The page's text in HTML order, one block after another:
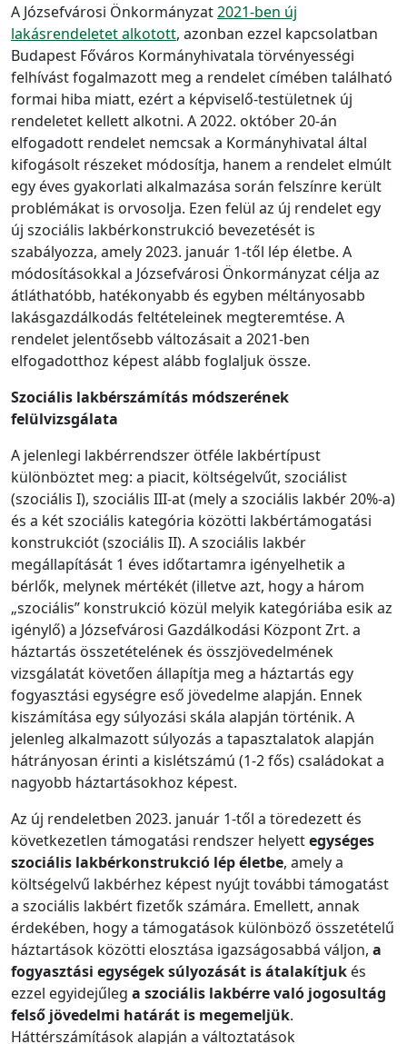
A Józsefvárosi Önkormányzat2021-ben új
lakásrendeletet alkotott, azonban ezzel kapcsolatban
Budapest Főváros Kormányhivatala törvényességi
felhívást fogalmazott meg a rendelet címében található
formai hiba miatt, ezért a képviselő-testületnek új
rendeletet kellett alkotni. A 2022. október 20-án
elfogadott rendelet nemcsak a Kormányhivatal által
kifogásolt részeket módosítja, hanem a rendelet elmúlt
egy éves gyakorlati alkalmazása során felszínre került
problémákat is orvosolja. Ezen felül az új rendelet egy
új szociális lakbérkonstrukció bevezetését is
szabályozza, amely 2023. január 1-től lép életbe. A
módosításokkal a Józsefvárosi Önkormányzat célja az
átláthatóbb, hatékonyabb és egyben méltányosabb
lakásgazdálkodás feltételeinek megteremtése. A
rendelet jelentősebb változásait a 2021-ben
elfogadotthoz képest alább foglaljuk össze.
Szociális lakbérszámítás módszerének
felülvizsgálata
A jelenlegi lakbérrendszer ötféle lakbértípust
különböztet meg: a piacit, költségelvűt, szociálist
(szociális I), szociális III-at (mely a szociális lakbér 20%-a)
és a két szociális kategória közötti lakbértámogatási
konstrukciót (szociális II). A szociális lakbér
megállapítását 1 éves időtartamra igényelhetik a
bérlők, melynek mértékét (illetve azt, hogy a három
„szociális” konstrukció közül melyik kategóriába esik az
igénylő) a Józsefvárosi Gazdálkodási Központ Zrt. a
háztartás összetételének és összjövedelmének
vizsgálatát követően állapítja meg a háztartás egy
fogyasztási egységre eső jövedelme alapján. Ennek
kiszámítása egy súlyozási skála alapján történik. A
jelenleg alkalmazott súlyozás a tapasztalatok alapján
hátrányosan érinti a kislétszámú (1-2 fős) családokat a
nagyobb háztartásokhoz képest.
Az új rendeletben 2023. január 1-től a töredezett és
következetlen támogatási rendszer helyettegységes
szociális lakbérkonstrukció lép életbe, amely a
költségelvű lakbérhez képest nyújt további támogatást
a szociális lakbért fizetők számára. Emellett, annak
érdekében, hogy a támogatások különböző összetételű
háztartások közötti elosztása igazságosabbá váljon, a
fogyasztási egységek súlyozását is átalakítjuk és
ezzel egyidejűleg a szociális lakbérre való jogosultág
felső jövedelmi határát is megemeljük.
Háttérszámítások alapján a változtatások